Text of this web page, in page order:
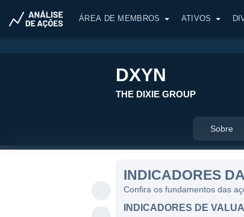
ÁREA DE MEMBROS ATIVOS
DXYN
THE DIXIE GROUP
Sobre
INDICADORES
Confira os fundamentos das
INDICADORES DE